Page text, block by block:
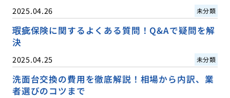
2025.04.26 未分類
瑕疵保険に関するよくある質問！Q&Aで疑問を解
決
2025.04.25 未分類
洗面台交換の費用を徹底解説！相場から内訳、業
者選びのコツまで